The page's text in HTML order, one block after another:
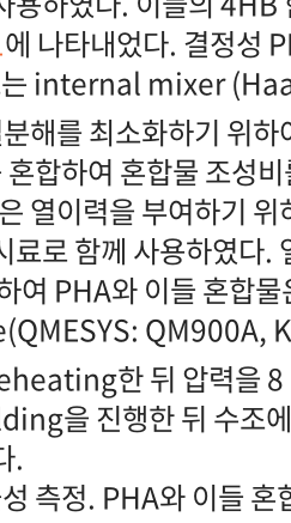
에 나타내었다. 결정성
는 internal mixer
해를 최소화하기 위
혼합하여 혼합물 조성
열이력을 부여하기
료로 함께 사용하였다.
여 PHA와 이들 혼합
QM900A,
한 뒤 압력을
을 진행한 뒤 수조에
.
측정. PHA와 이들 혼